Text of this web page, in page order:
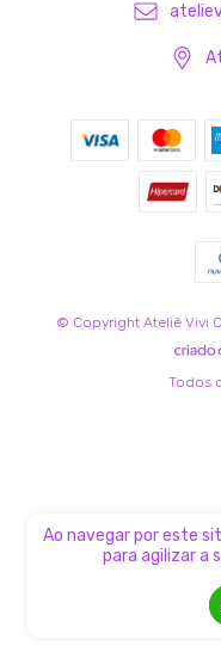
Ao navegar por este
para agilizar a
© Copyright Ateliê Vivi
Todos